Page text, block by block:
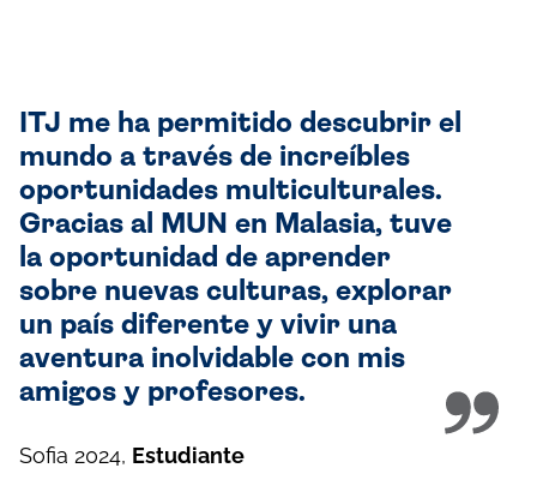
ITJ me ha permitido descubrir el
mundo a través de increíbles
oportunidades multiculturales.
Gracias al MUN en Malasia, tuve
la oportunidad de aprender
sobre nuevas culturas, explorar
un país diferente y vivir una
aventura inolvidable con mis
amigos y profesores.
Sofia 2024, Estudiante